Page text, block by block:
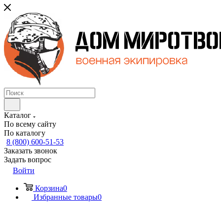
Каталог
По всему сайту
По каталогу
8 (800) 600-51-53
Заказать звонок
Задать вопрос
Войти
Корзина0
Избранные товары0